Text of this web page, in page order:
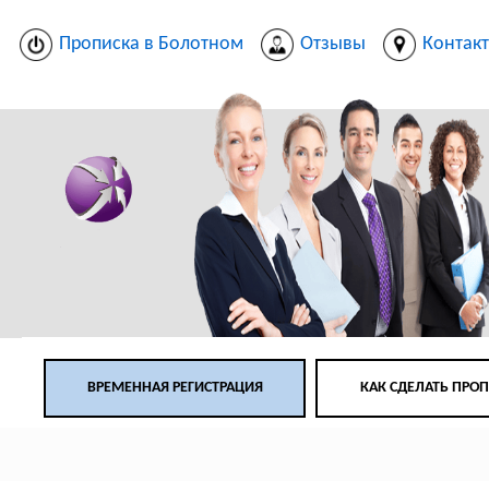
Прописка в Болотном Отзывы
ВРЕМЕННАЯ РЕГИСТРАЦИЯ КАК СДЕЛАТЬ